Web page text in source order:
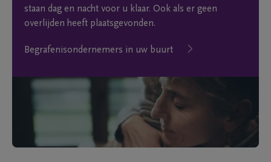
staan dag en nacht voor u klaar. Ook als er geen
overlijden heeft plaatsgevonden.
Begrafenisondernemers in uw buurt